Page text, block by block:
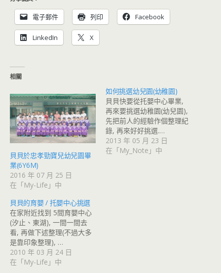
電子郵件 列印 Facebook
LinkedIn X
相關
貝貝於忠孝勁寶兒幼兒園畢
業(6Y6M)
2016 年 07 月 25 日
在「My-Life」中
如何挑選幼兒園(幼稚園)
貝貝快要從托嬰中心畢業,
再來要挑選幼稚園(幼兒園),
先把前人的經驗作個整理紀
錄, 再來好好挑選.…
2013 年 05 月 23 日
在「My_Note」中
貝貝的育嬰 / 托嬰中心挑選
在家附近找到 5間育嬰中心
(汐止、東湖), 一間一間去
看, 再做下述整理(不過大多
是靠印象整理), …
2010 年 03 月 24 日
在「My-Life」中